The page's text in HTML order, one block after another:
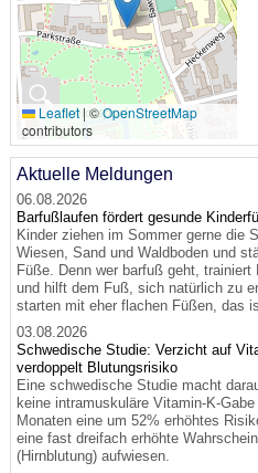
🔍
Leaflet|©OpenStreetMap
contributors
Aktuelle Meldungen
06.08.2026
Barfußlaufen fördert gesunde
Kinder ziehen im Sommer gerne die
Wiesen, Sand und Waldboden und
Füße. Denn wer barfuß geht,
und hilft dem Fuß, sich natürlich zu
starten mit eher flachen Füßen, das
03.08.2026
Schwedische Studie: Verzicht auf
verdoppelt Blutungsrisiko
Eine schwedische Studie macht
keine intramuskuläre Vitamin-K-
Monaten eine um 52% erhöhtes
eine fast dreifach erhöhte
(Hirnblutung) aufwiesen.